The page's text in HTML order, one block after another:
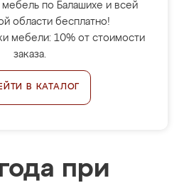
по Балашихе и всей
области бесплатно!
мебели: 10% от стоимости
заказа.
В КАТАЛОГ
при